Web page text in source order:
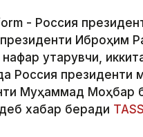
- Россия
Иброҳим
қутқарувчи,
Россия
Муҳаммад Моҳбар
хабар беради